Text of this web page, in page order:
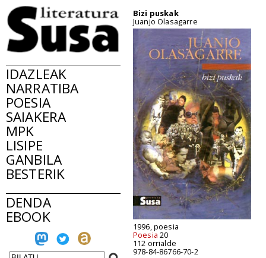
IDAZLEAK
NARRATIBA
POESIA
SAIAKERA
MPK
LISIPE
GANBILA
BESTERIK
DENDA
EBOOK
Bizi puskak
Juanjo Olasagarre
1996, poesia
Poesia 20
112 orrialde
978-84-86766-70-2